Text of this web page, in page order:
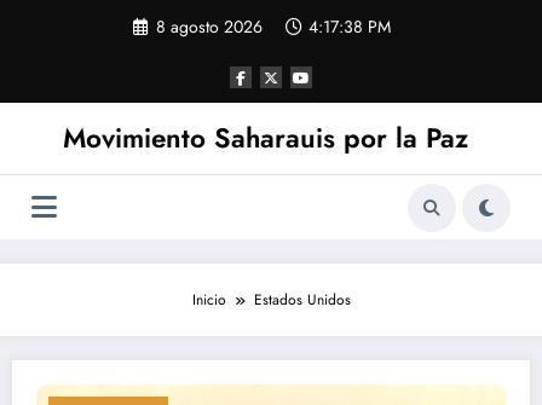
8 agosto 2026 4:17:39 PM
Movimiento Saharauis por la Paz
Inicio Estados Unidos